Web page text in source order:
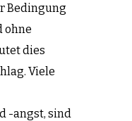
Bedingung
ohne
dies
Viele
-angst, sind